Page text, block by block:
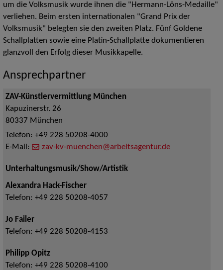
um die Volksmusik wurde ihnen die "Hermann-Löns-Medaille"
verliehen. Beim ersten internationalen "Grand Prix der
Volksmusik" belegten sie den zweiten Platz. Fünf Goldene
Schallplatten sowie eine Platin-Schallplatte dokumentieren
glanzvoll den Erfolg dieser Musikkapelle.
Ansprechpartner
ZAV-Künstlervermittlung München
Kapuzinerstr. 26
80337 München
Telefon: +49 228 50208-4000
E-Mail:
zav-kv-muenchen@arbeitsagentur.de
Unterhaltungsmusik/Show/Artistik
Alexandra Hack-Fischer
Telefon: +49 228 50208-4057
Jo Failer
Telefon: +49 228 50208-4153
Philipp Opitz
Telefon: +49 228 50208-4100